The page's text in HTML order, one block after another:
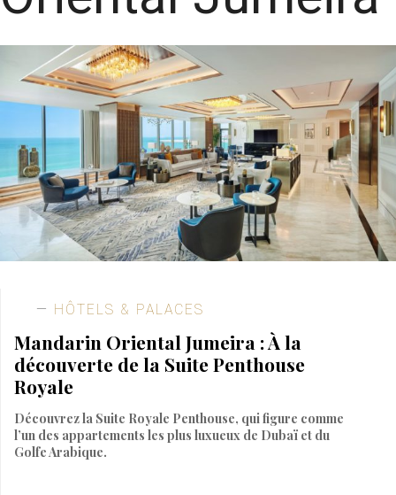
HÔTELS & PALACES
Mandarin Oriental Jumeira : À la
découverte de la Suite Penthouse
Royale
Découvrez la Suite Royale Penthouse, qui figure comme
l’un des appartements les plus luxueux de Dubaï et du
Golfe Arabique.